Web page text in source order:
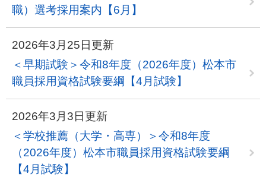
職）選考採用案内【6月】
2026年3月25日更新
＜早期試験＞令和8年度（2026年度）松本市
職員採用資格試験要綱【4月試験】
2026年3月3日更新
＜学校推薦（大学・高専）＞令和8年度
（2026年度）松本市職員採用資格試験要綱
【4月試験】